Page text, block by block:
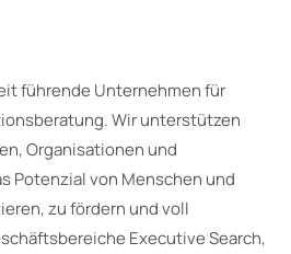
führende Unternehmen für
Wir unterstützen
Organisationen und
Potenzial von Menschen und
zu fördern und voll
Executive Search,